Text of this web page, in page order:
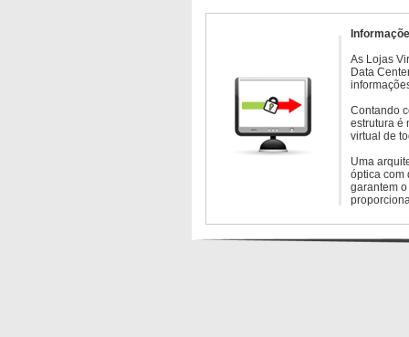
As Lojas
Data
Contando
estrutura é
virtual de
Uma
óptica com
garantem